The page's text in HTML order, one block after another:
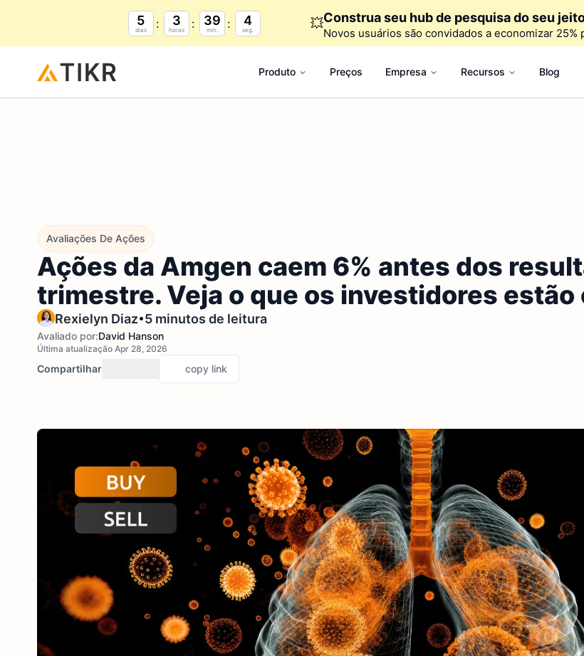
5
dias
3
horas
39
min.
3
seg. 💥Construa seu hub de pesquisa do seu
Novos usuários são convidados a economizar 25%
Produto Preços Empresa Recursos Blog
Avaliações De Ações
Ações da Amgen caem 6% antes dos
trimestre. Veja o que os investidores
Rexielyn Diaz•5 minutos de leitura
Avaliado por:David Hanson
Última atualização Apr 28, 2026
Compartilhar copy link